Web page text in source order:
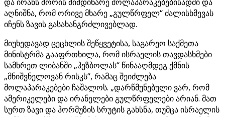
აღნიშნა, რომ ორივე მხარე „გულწრფელ“ ძალისხმევას
იჩენს ზავის გასახანგრძლივებლად.
მიუხედავად ცეცხლის შეწყვეტისა, საგარეო საქმეთა
მინისტრმა გააფრთხილა, რომ ისრაელის თავდასხმები
სამხრეთ ლიბანში „ჰეზბოლას“ წინააღმდეგ ქმნის
„მნიშვნელოვან რისკს“, რამაც შეიძლება
მოლაპარაკებები ჩაშალოს. „დარწმუნებული ვარ, რომ
ამერიკელები და ირანელები გულწრფელები არიან. მათ
სურთ ზავი და ჰორმუზის სრუტის გახსნა, თუმცა ისრაელის